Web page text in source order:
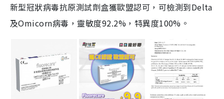
新型冠狀病毒抗原測試劑盒獲歐盟認可，可檢測到Delta
及Omicorn病毒，靈敏度92.2%，特異度100%。